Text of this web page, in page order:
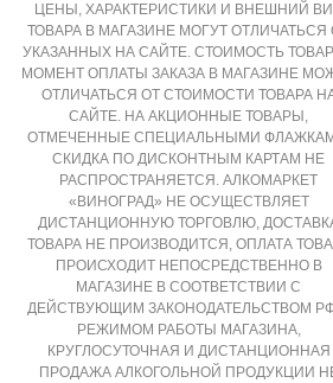
ЦЕНЫ, ХАРАКТЕРИСТИКИ И ВНЕШНИЙ
ТОВАРА В МАГАЗИНЕ МОГУТ ОТЛИЧАТЬСЯ
УКАЗАННЫХ НА САЙТЕ. СТОИМОСТЬ
МОМЕНТ ОПЛАТЫ ЗАКАЗА В МАГАЗИНЕ
ОТЛИЧАТЬСЯ ОТ СТОИМОСТИ ТОВАРА
САЙТЕ. НА АКЦИОННЫЕ ТОВАРЫ,
ОТМЕЧЕННЫЕ СПЕЦИАЛЬНЫМИ
СКИДКА ПО ДИСКОНТНЫМ КАРТАМ НЕ
РАСПРОСТРАНЯЕТСЯ. АЛКОМАРКЕТ
«ВИНОГРАД» НЕ ОСУЩЕСТВЛЯЕТ
ДИСТАНЦИОННУЮ ТОРГОВЛЮ,
ТОВАРА НЕ ПРОИЗВОДИТСЯ, ОПЛАТА
ПРОИСХОДИТ НЕПОСРЕДСТВЕННО В
МАГАЗИНЕ В СООТВЕТСТВИИ С
ДЕЙСТВУЮЩИМ ЗАКОНОДАТЕЛЬСТВОМ
РЕЖИМОМ РАБОТЫ МАГАЗИНА,
КРУГЛОСУТОЧНАЯ И ДИСТАНЦИОННАЯ
ПРОДАЖА АЛКОГОЛЬНОЙ ПРОДУКЦИИ